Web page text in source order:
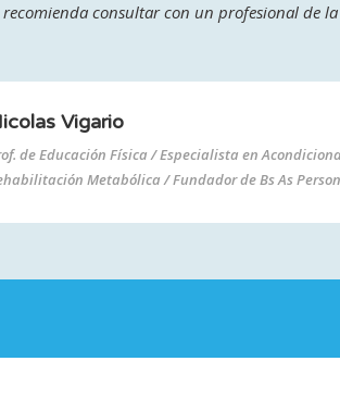
consultar con un profesional de
Vigario
de Educación Física / Especialista en
Metabólica / Fundador de Bs As